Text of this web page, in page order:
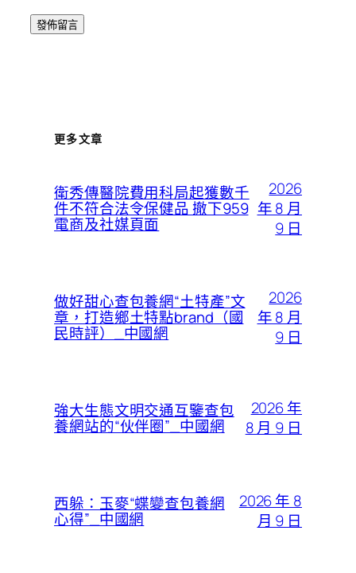
更多文章
衛秀傳醫院費用科局起獲數千
件不符合法令保健品 撤下959
電商及社媒頁面
2026
年 8 月
9 日
做好甜心查包養網“土特產”文
章，打造鄉土特點brand（國
民時評）_中國網
2026
年 8 月
9 日
強大生態文明交通互鑒查包
養網站的“伙伴圈”_中國網
2026 年
8 月 9 日
西躲：玉麥“蝶變查包養網
心得”_中國網
2026 年 8
月 9 日